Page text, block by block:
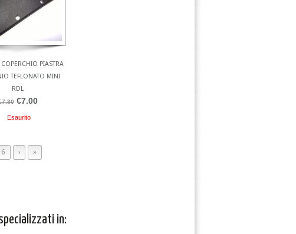
PIASTRA
TEFLONATO MINI
RDL
€7.00
Esaurito
6 › »
in: